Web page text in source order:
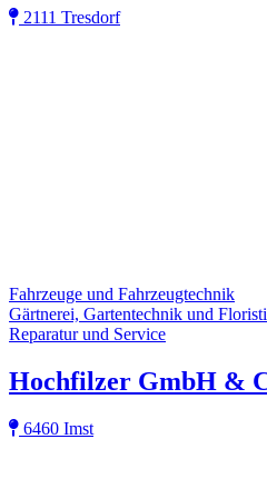
2111 Tresdorf
Fahrzeuge und Fahrzeugtechnik
Gärtnerei, Gartentechnik und
Reparatur und Service
Hochfilzer GmbH &
6460 Imst